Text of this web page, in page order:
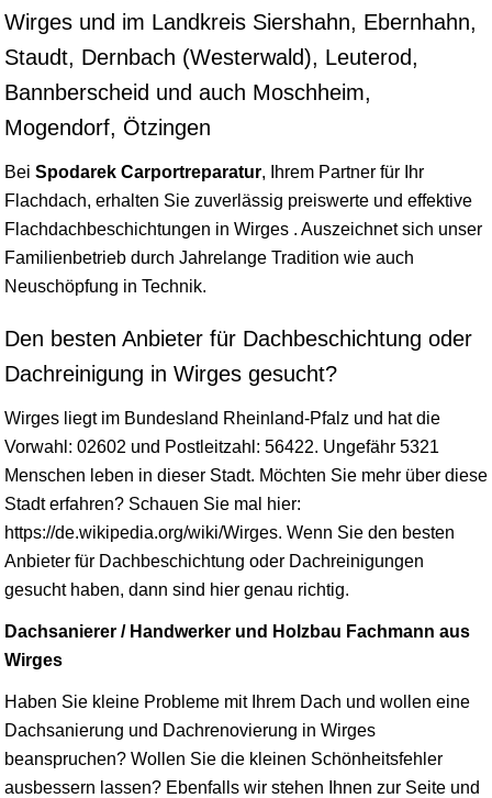
Wirges und im Landkreis Siershahn, Ebernhahn,
Staudt, Dernbach (Westerwald), Leuterod,
Bannberscheid und auch Moschheim,
Mogendorf, Ötzingen
Bei Spodarek Carportreparatur, Ihrem Partner für Ihr
Flachdach, erhalten Sie zuverlässig preiswerte und effektive
Flachdachbeschichtungen in Wirges . Auszeichnet sich unser
Familienbetrieb durch Jahrelange Tradition wie auch
Neuschöpfung in Technik.
Den besten Anbieter für Dachbeschichtung oder
Dachreinigung in Wirges gesucht?
Wirges liegt im Bundesland Rheinland-Pfalz und hat die
Vorwahl: 02602 und Postleitzahl: 56422. Ungefähr 5321
Menschen leben in dieser Stadt. Möchten Sie mehr über diese
Stadt erfahren? Schauen Sie mal hier:
https://de.wikipedia.org/wiki/Wirges. Wenn Sie den besten
Anbieter für Dachbeschichtung oder Dachreinigungen
gesucht haben, dann sind hier genau richtig.
Dachsanierer / Handwerker und Holzbau Fachmann aus
Wirges
Haben Sie kleine Probleme mit Ihrem Dach und wollen eine
Dachsanierung und Dachrenovierung in Wirges
beanspruchen? Wollen Sie die kleinen Schönheitsfehler
ausbessern lassen? Ebenfalls wir stehen Ihnen zur Seite und